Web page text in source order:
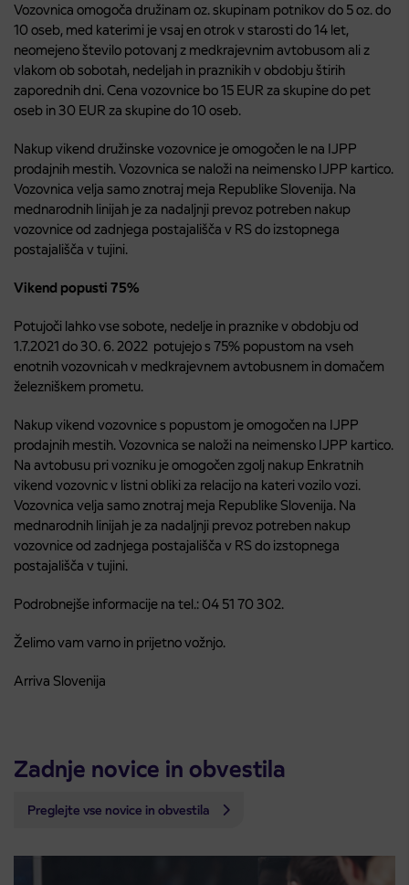
Vozovnica omogoča družinam oz. skupinam potnikov do 5 oz. do
10 oseb, med katerimi je vsaj en otrok v starosti do 14 let,
neomejeno število potovanj z medkrajevnim avtobusom ali z
vlakom ob sobotah, nedeljah in praznikih v obdobju štirih
zaporednih dni. Cena vozovnice bo 15 EUR za skupine do pet
oseb in 30 EUR za skupine do 10 oseb.
Nakup vikend družinske vozovnice je omogočen le na IJPP
prodajnih mestih. Vozovnica se naloži na neimensko IJPP kartico.
Vozovnica velja samo znotraj meja Republike Slovenija. Na
mednarodnih linijah je za nadaljnji prevoz potreben nakup
vozovnice od zadnjega postajališča v RS do izstopnega
postajališča v tujini.
Vikend popusti 75%
Potujoči lahko vse sobote, nedelje in praznike v obdobju od
1.7.2021 do 30. 6. 2022 potujejo s 75% popustom na vseh
enotnih vozovnicah v medkrajevnem avtobusnem in domačem
železniškem prometu.
Nakup vikend vozovnice s popustom je omogočen na IJPP
prodajnih mestih. Vozovnica se naloži na neimensko IJPP kartico.
Na avtobusu pri vozniku je omogočen zgolj nakup Enkratnih
vikend vozovnic v listni obliki za relacijo na kateri vozilo vozi.
Vozovnica velja samo znotraj meja Republike Slovenija. Na
mednarodnih linijah je za nadaljnji prevoz potreben nakup
vozovnice od zadnjega postajališča v RS do izstopnega
postajališča v tujini.
Podrobnejše informacije na tel.: 04 51 70 302.
Želimo vam varno in prijetno vožnjo.
Arriva Slovenija
Zadnje novice in obvestila
Preglejte vse novice in obvestila